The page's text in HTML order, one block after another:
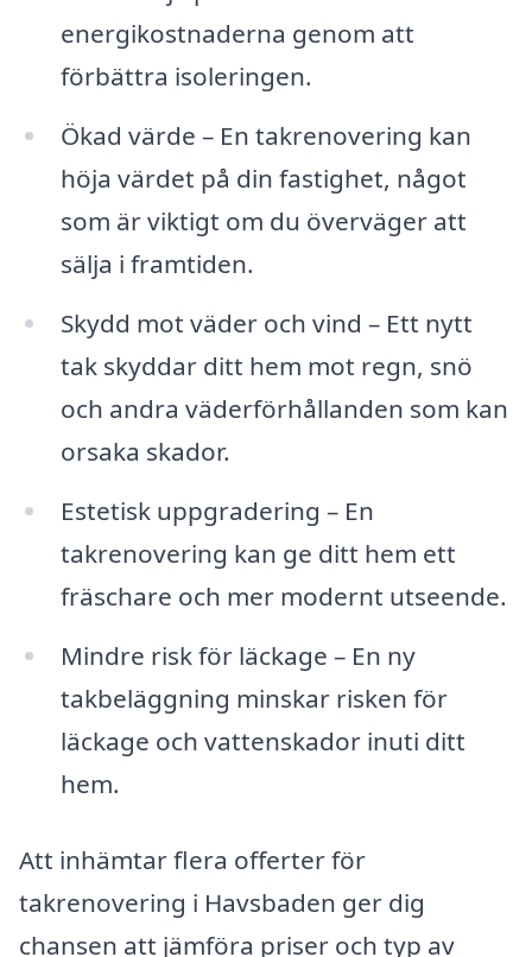
energikostnaderna genom att
förbättra isoleringen.
Ökad värde – En takrenovering kan
höja värdet på din fastighet, något
som är viktigt om du överväger att
sälja i framtiden.
Skydd mot väder och vind – Ett nytt
tak skyddar ditt hem mot regn, snö
och andra väderförhållanden som kan
orsaka skador.
Estetisk uppgradering – En
takrenovering kan ge ditt hem ett
fräschare och mer modernt utseende.
Mindre risk för läckage – En ny
takbeläggning minskar risken för
läckage och vattenskador inuti ditt
hem.
Att inhämtar flera offerter för
takrenovering i Havsbaden ger dig
chansen att jämföra priser och typ av